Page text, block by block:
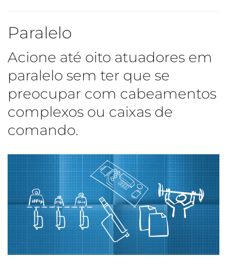
Paralelo
Acione até oito atuadores em
paralelo sem ter que se
preocupar com cabeamentos
complexos ou caixas de
comando.